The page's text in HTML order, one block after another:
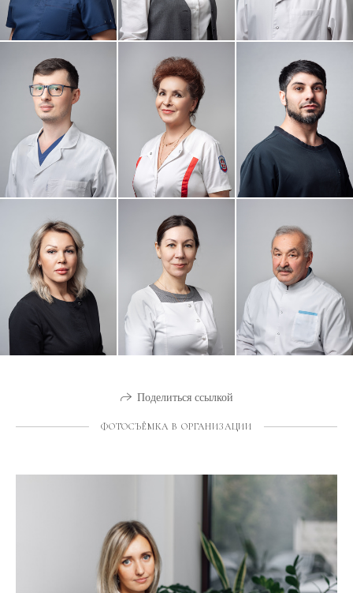
Поделиться ссылкой
ФОТОСЪЁМКА В ОРГАНИЗАЦИИ